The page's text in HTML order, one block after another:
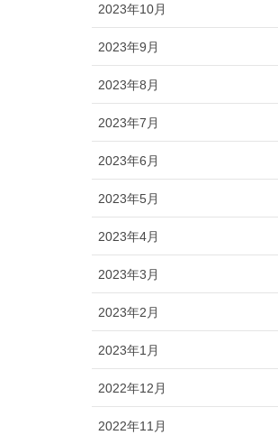
2023年10月
2023年9月
2023年8月
2023年7月
2023年6月
2023年5月
2023年4月
2023年3月
2023年2月
2023年1月
2022年12月
2022年11月